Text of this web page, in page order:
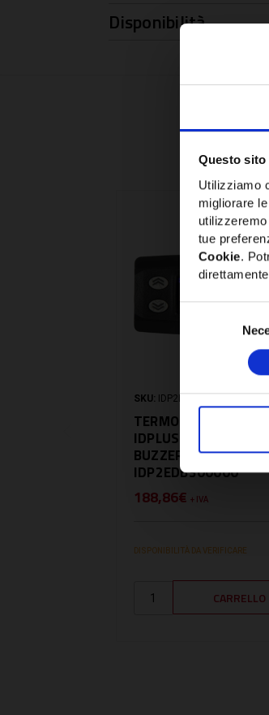
Questo
Utilizziamo
migliorare
tue
Cookie.
Disponibilità
SKU: IDP2EDB300000
TERMOSTATO ELIWELL
IDPLUS 974 NTC 2HP
BUZZER 12VAC -
IDP2EDB300000
188,86€ + IVA
DISPONIBILITÀ DA VERIFICARE